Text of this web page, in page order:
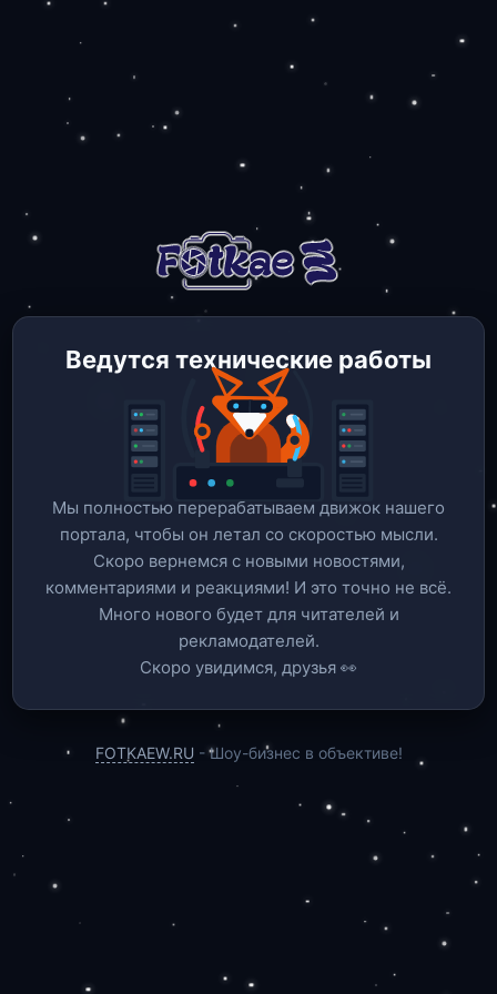
Ведутся технические работы
Мы полностью перерабатываем движок нашего
портала, чтобы он летал со скоростью мысли.
Скоро вернемся c новыми новостями,
комментариями и реакциями! И это точно не всё.
Много нового будет для читателей и
рекламодателей.
Скоро увидимся, друзья 👀
FOTKAEW.RU - Шоу-бизнес в объективе!